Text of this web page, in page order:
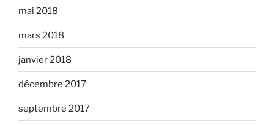
mai 2018
mars 2018
janvier 2018
décembre 2017
septembre 2017